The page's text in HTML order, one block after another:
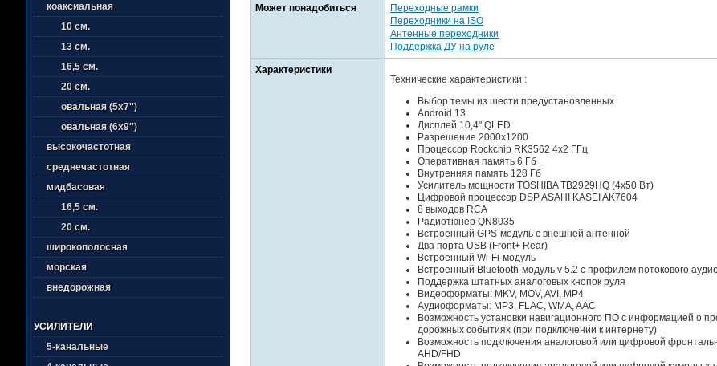
коаксиальная
10 см.
13 см.
16,5 см.
20 см.
овальная (5х7'')
овальная (6х9'')
высокочастотная
среднечастотная
мидбасовая
16,5 см.
20 см.
широкополосная
морская
внедорожная
УСИЛИТЕЛИ
5-канальные
Может понадобиться
Переходные рамки
Переходники на ISO
Антенные переходники
Поддержка ДУ на руле
Характеристики
Технические характеристики :
Выбор темы из шести предустановленных
Android 13
Дисплей 10,4" QLED
Разрешение 2000x1200
Процессор Rockchip RK3562 4x2 ГГц
Оперативная память 6 Гб
Внутренняя память 128 Гб
Усилитель мощности TOSHIBA TB2929HQ (4x50 Вт)
Цифровой процессор DSP ASAHI KASEI AK7604
8 выходов RCA
Радиотюнер QN8035
Встроенный GPS-модуль с внешней антенной
Два порта USB (Front+ Rear)
Встроенный Wi-Fi-модуль
Встроенный Bluetooth-модуль v 5.2 с профилем потокового
Поддержка штатных аналоговых кнопок руля
Видеоформаты: MKV, MOV, AVI, MP4
Аудиоформаты: MP3, FLAC, WMA, AAC
Возможность установки навигационного ПО с информацией о
дорожных событиях (при подключении к интернету)
Возможность подключения аналоговой или цифровой
AHD/FHD